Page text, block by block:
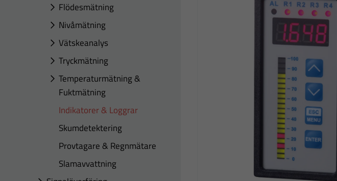
Flödesmätning
Nivåmätning
Vätskeanalys
Tryckmätning
Temperaturmätning &
Fuktmätning
Indikatorer & Loggrar
Skumdetektering
Provtagare & Regnmätare
Slamavvattning